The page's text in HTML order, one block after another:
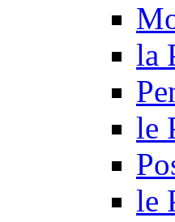
la
le
le